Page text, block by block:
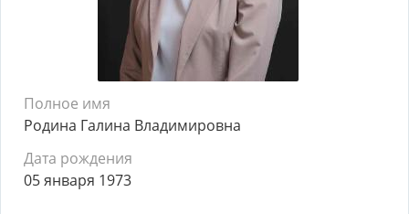
Полное имя
Родина Галина Владимировна
Дата рождения
05 января 1973